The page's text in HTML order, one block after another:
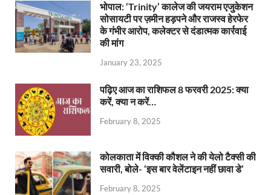
भोपाल: ‘Trinity’ कालेज की जयराम एजुकेशन
सोसायटी पर ज़मीन हड़पने और राजस्व हेरफेर
के गंभीर आरोप, कलेक्टर से दंडात्मक कार्रवाई
की मांग
January 23, 2025
पढ़िए आज का राशिफल 8 फरवरी 2025: क्या
करें, क्या न करें…
February 8, 2025
कोलकाता में विक्की कौशल ने की येलो टैक्सी की
सवारी, बोले- ‘इस बार वेलेंटाइन नहीं छावा डे’
February 8, 2025